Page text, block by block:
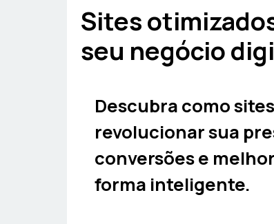
Sites
seu negócio
Descubra como
revolucionar sua
conversões e
forma inteligente.